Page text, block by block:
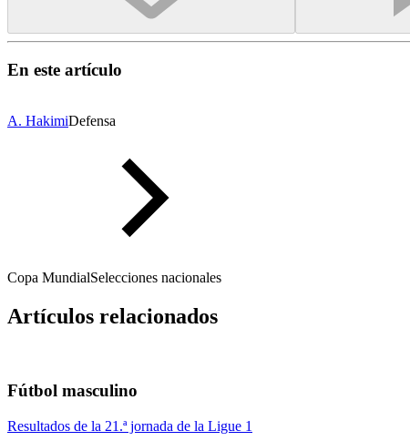
En este artículo
A. HakimiDefensa
Copa MundialSelecciones nacionales
Artículos relacionados
Fútbol masculino
Resultados de la 21.ª jornada de la Ligue 1